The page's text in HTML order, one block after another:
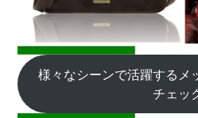
様々なシーンで活躍するメ
チェッ